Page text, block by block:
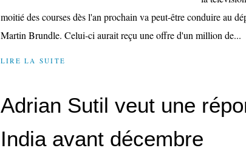
moitié des courses dès l'an prochain va peut-être conduire au
Martin Brundle. Celui-ci aurait reçu une offre d'un million de...
LIRE LA SUITE
Adrian Sutil veut une
India avant décembre